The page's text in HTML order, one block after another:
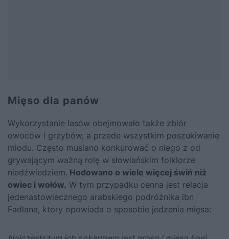
Mięso dla panów
Wykorzystanie lasów obejmowało także zbiór
owoców i grzybów, a przede wszystkim poszukiwanie
miodu. Często musiano konkurować o niego z od
grywającym ważną rolę w słowiańskim folklorze
niedźwiedziem. Hodowano o wiele więcej świń niż
owiec i wołów. W tym przypadku cenna jest relacja
jedenastowiecznego arabskiego podróżnika ibn
Fadlana, który opowiada o sposobie jedzenia mięsa: